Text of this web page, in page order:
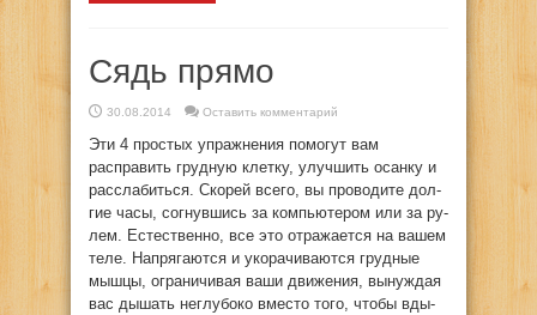
Сядь прямо
30.08.2014 Оставить комментарий
Эти 4 простых упражнения помогут вам
расправить грудную клетку, улучшить осанку и
расслабиться. Ско­рей все­го, вы про­во­ди­те дол­
гие ча­сы, со­гнув­шись за ком­пью­те­ром или за ру­
лем. Ес­те­ст­вен­но, все это от­ра­жа­ет­ся на ва­шем
те­ле. На­пря­га­ют­ся и уко­ра­чи­ва­ют­ся груд­ные
мыш­цы, ог­ра­ни­чи­вая ва­ши дви­же­ния, вы­нуж­дая
вас ды­шать не­глу­бо­ко вме­с­то то­го, что­бы вды­